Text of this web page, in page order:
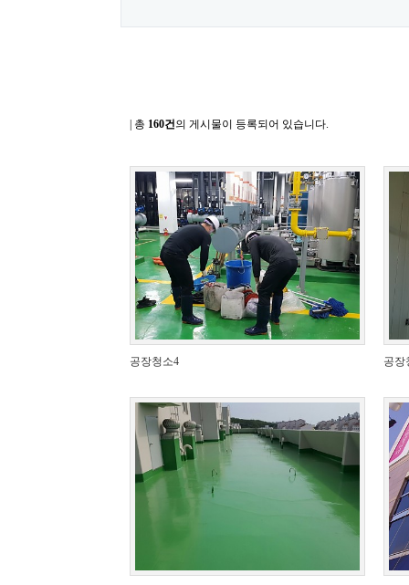
| 총 160건의 게시물이 등록되어 있습니다.
공장청소4 공장